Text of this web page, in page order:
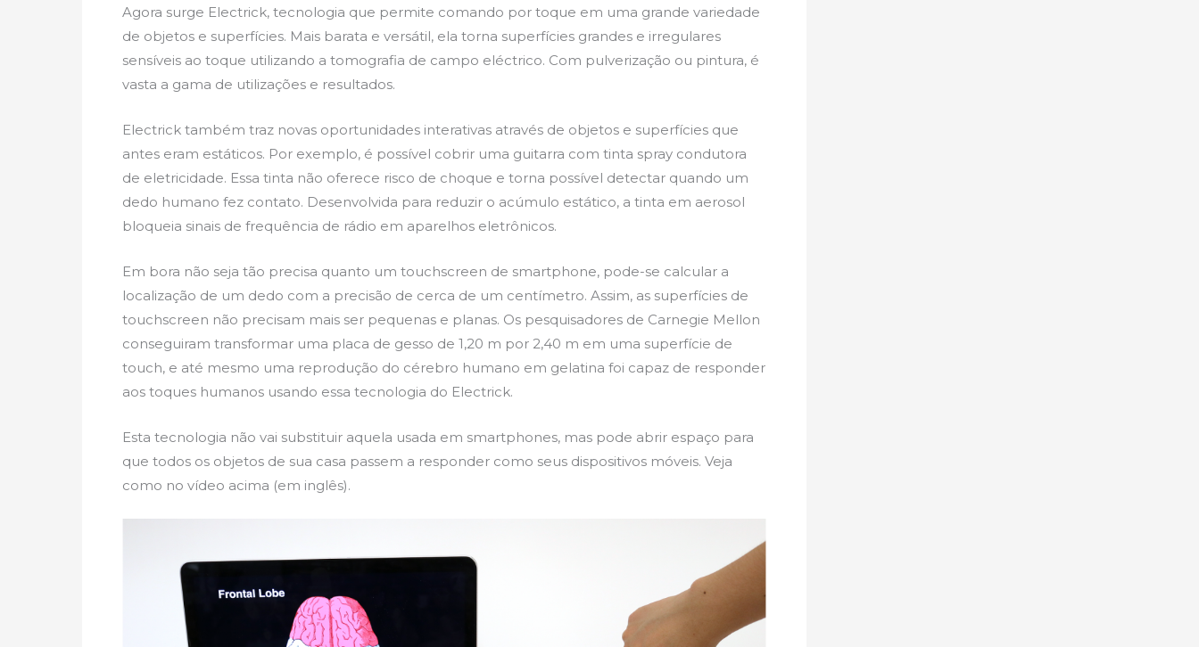
Agora surge Electrick, tecnologia que permite comando por toque em uma grande variedade
de objetos e superfícies. Mais barata e versátil, ela torna superfícies grandes e irregulares
sensíveis ao toque utilizando a tomografia de campo eléctrico. Com pulverização ou pintura, é
vasta a gama de utilizações e resultados.
Electrick também traz novas oportunidades interativas através de objetos e superfícies que
antes eram estáticos. Por exemplo, é possível cobrir uma guitarra com tinta spray condutora
de eletricidade. Essa tinta não oferece risco de choque e torna possível detectar quando um
dedo humano fez contato. Desenvolvida para reduzir o acúmulo estático, a tinta em aerosol
bloqueia sinais de frequência de rádio em aparelhos eletrônicos.
Em bora não seja tão precisa quanto um touchscreen de smartphone, pode-se calcular a
localização de um dedo com a precisão de cerca de um centímetro. Assim, as superfícies de
touchscreen não precisam mais ser pequenas e planas. Os pesquisadores de Carnegie Mellon
conseguiram transformar uma placa de gesso de 1,20 m por 2,40 m em uma superfície de
touch, e até mesmo uma reprodução do cérebro humano em gelatina foi capaz de responder
aos toques humanos usando essa tecnologia do Electrick.
Esta tecnologia não vai substituir aquela usada em smartphones, mas pode abrir espaço para
que todos os objetos de sua casa passem a responder como seus dispositivos móveis. Veja
como no vídeo acima (em inglês).